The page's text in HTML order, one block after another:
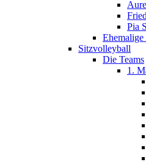
Pia
Sitzvolleyball
Die Teams
1.